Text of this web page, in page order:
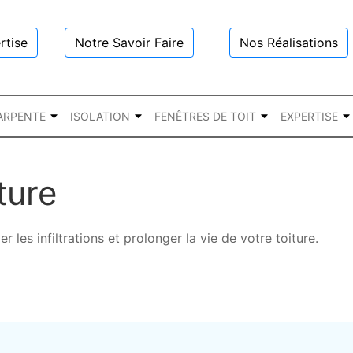
Notre Savoir Faire Nos Réalisations
ISOLATION FENÊTRES DE TOIT EXPERTISE
les infiltrations et prolonger la vie de votre toiture.